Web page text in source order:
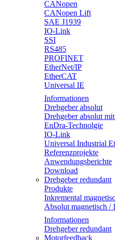
CANopen
CANopen Lift
SAE J1939
IO-Link
SSI
RS485
PROFINET
EtherNet/IP
EtherCAT
Universal IE
Informationen
Drehgeber absolut
Drehgeber absolut
EnDra-Technolgie
IO-Link
Universal Industrial
Referenzprojekte
Anwendungsberichte
Download
Drehgeber redundant
Produkte
Inkremental
Absolut magnetisch /
Informationen
Drehgeber redundant
Motorfeedback